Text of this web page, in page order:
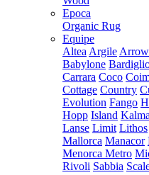
Epoca
Organic Rug
Equipe
Altea Argile Arrow
Babylone
Carrara Coco
Cottage Country
Evolution Fango
Hopp Island Kalma
Lanse Limit Lithos
Mallorca Manacor
Menorca Metro
Rivoli Sabbia